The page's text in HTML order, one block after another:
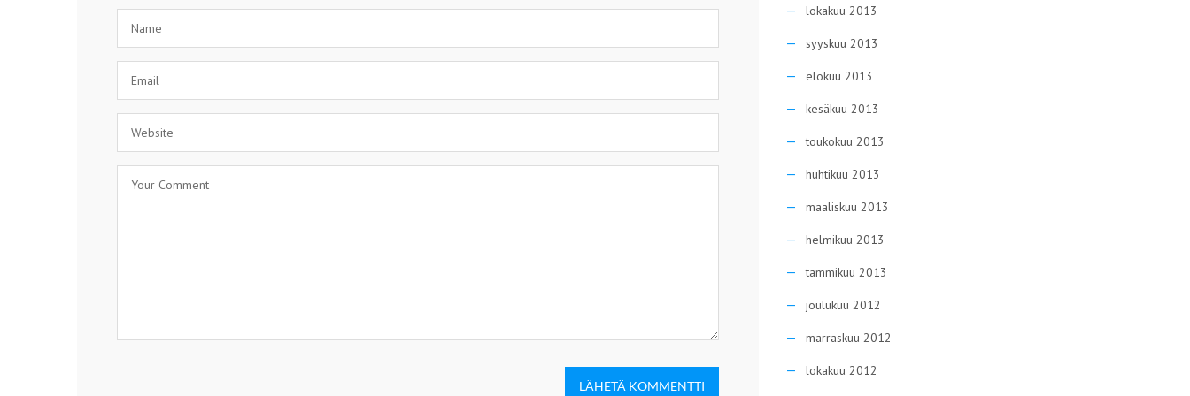
LÄHETÄ KOMMENTTI
lokakuu 2013
syyskuu 2013
elokuu 2013
kesäkuu 2013
toukokuu 2013
huhtikuu 2013
maaliskuu 2013
helmikuu 2013
tammikuu 2013
joulukuu 2012
marraskuu 2012
lokakuu 2012